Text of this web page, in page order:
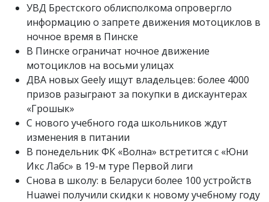
УВД Брестского облисполкома опровергло
информацию о запрете движения мотоциклов в
ночное время в Пинске
В Пинске ограничат ночное движение
мотоциклов на восьми улицах
ДВА новых Geely ищут владельцев: более 4000
призов разыграют за покупки в дискаунтерах
«Грошык»
С нового учебного года школьников ждут
изменения в питании
В понедельник ФК «Волна» встретится с «Юни
Икс Лабс» в 19-м туре Первой лиги
Снова в школу: в Беларуси более 100 устройств
Huawei получили скидки к новому учебному году